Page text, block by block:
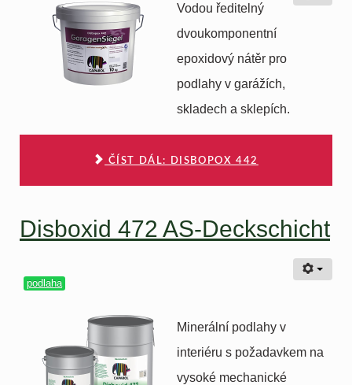
Vodou ředitelný
dvoukomponentní
epoxidový nátěr pro
podlahy v garážích,
skladech a sklepích.
ČÍST DÁL: DISBOPOX 442
Disboxid 472 AS-Deckschicht
podlaha
Minerální podlahy v
interiéru s požadavkem na
vysoké mechanické